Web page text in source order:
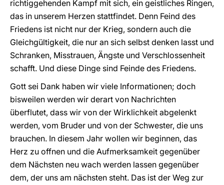
richtiggehenden Kampf mit sich, ein geistliches Ringen,
das in unserem Herzen stattfindet. Denn Feind des
Friedens ist nicht nur der Krieg, sondern auch die
Gleichgültigkeit, die nur an sich selbst denken lasst und
Schranken, Misstrauen, Ängste und Verschlossenheit
schafft. Und diese Dinge sind Feinde des Friedens.
Gott sei Dank haben wir viele Informationen; doch
bisweilen werden wir derart von Nachrichten
überflutet, dass wir von der Wirklichkeit abgelenkt
werden, vom Bruder und von der Schwester, die uns
brauchen. In diesem Jahr wollen wir beginnen, das
Herz zu offnen und die Aufmerksamkeit gegenüber
dem Nächsten neu wach werden lassen gegenüber
dem, der uns am nächsten steht. Das ist der Weg zur